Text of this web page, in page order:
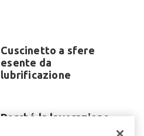
Cuscinetto a sfere
esente da
lubrificazione
Perché la lavorazione